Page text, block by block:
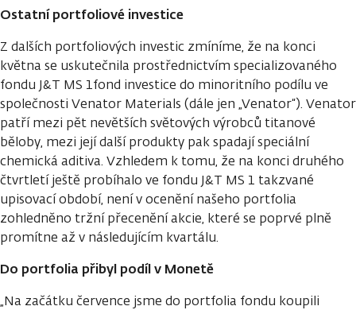
Ostatní portfoliové investice
Z dalších portfoliových investic zmíníme, že na konci
května se uskutečnila prostřednictvím specializovaného
fondu J&T MS 1fond investice do minoritního podílu ve
společnosti Venator Materials (dále jen „Venator“). Venator
patří mezi pět nevětších světových výrobců titanové
běloby, mezi její další produkty pak spadají speciální
chemická aditiva. Vzhledem k tomu, že na konci druhého
čtvrtletí ještě probíhalo ve fondu J&T MS 1 takzvané
upisovací období, není v ocenění našeho portfolia
zohledněno tržní přecenění akcie, které se poprvé plně
promítne až v následujícím kvartálu.
Do portfolia přibyl podíl v Monetě
„Na začátku července jsme do portfolia fondu koupili